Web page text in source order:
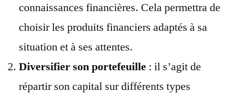
connaissances financières. Cela permettra de
choisir les produits financiers adaptés à sa
situation et à ses attentes.
Diversifier son portefeuille : il s’agit de
répartir son capital sur différents types